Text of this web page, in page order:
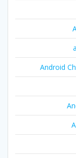
Android